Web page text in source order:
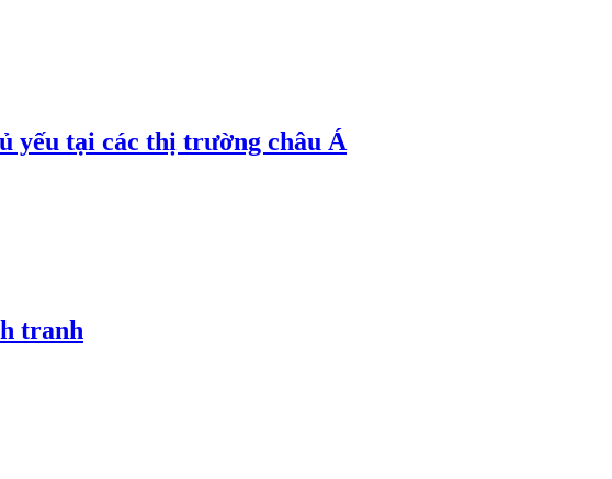
yếu tại các thị trường châu Á
tranh